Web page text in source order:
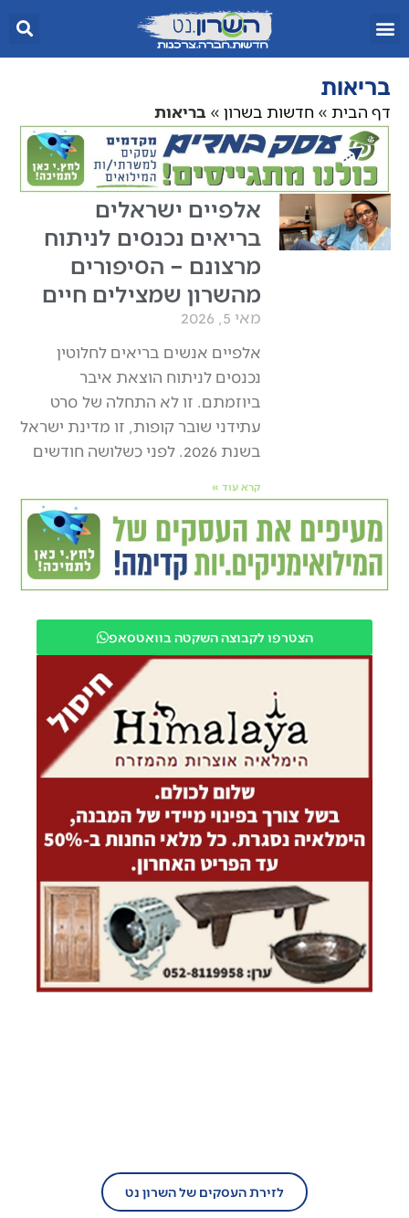
בריאות
דף הבית » חדשות בשרון » בריאות
אלפיים ישראלים
בריאים נכנסים לניתוח
מרצונם – הסיפורים
מהשרון שמצילים חיים
מאי 5, 2026
אלפיים אנשים בריאים לחלוטין
נכנסים לניתוח הוצאת איבר
ביוזמתם. זו לא התחלה של סרט
עתידני שובר קופות, זו מדינת ישראל
בשנת 2026. לפני כשלושה חודשים
קרא עוד »
הצטרפו לקבוצה השקטה בוואטסאפ
לזירת העסקים של השרון נט